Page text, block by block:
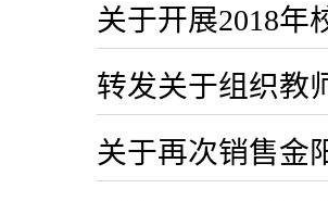
关于开展2018年
转发关于组织教
关于再次销售金